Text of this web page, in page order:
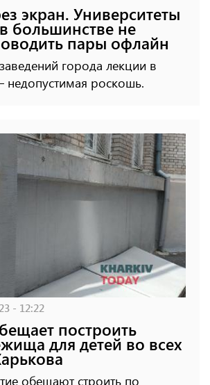
экран. Университеты
большинстве не
пары офлайн
города лекции в
недопустимая роскошь.
- 12:22
построить
для детей во всех
обещают строить по